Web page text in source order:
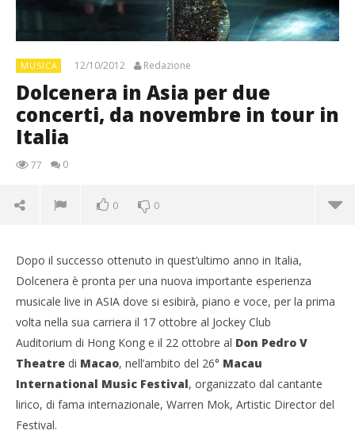
MUSICA 12/10/2012 Redazione
Dolcenera in Asia per due
concerti, da novembre in tour in
Italia
77 0
0 0
Dopo il successo ottenuto in quest’ultimo anno in Italia,
Dolcenera è pronta per una nuova importante esperienza
musicale live in ASIA dove si esibirà, piano e voce, per la prima
volta nella sua carriera il 17 ottobre al Jockey Club
Auditorium di Hong Kong e il 22 ottobre al Don Pedro V
Theatre di Macao, nell’ambito del 26° Macau
International Music Festival, organizzato dal cantante
lirico, di fama internazionale, Warren Mok, Artistic Director del
Festival.